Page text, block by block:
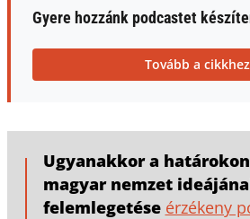
Gyere hozzánk podcastet
Tovább a cikkhez
Ugyanakkor a
magyar nemzet
felemlegetése érzékeny